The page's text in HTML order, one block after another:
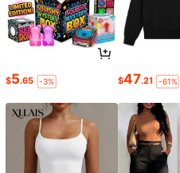
$5.65 -3% $47.21 -61%